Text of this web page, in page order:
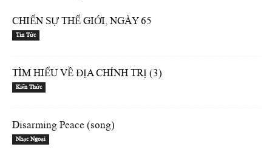
CHIẾN SỰ THẾ GIỚI, NGÀY 65
Tin Tức
TÌM HIỂU VỀ ĐỊA CHÍNH TRỊ (3)
Kiến Thức
Disarming Peace (song)
Nhạc Ngoại